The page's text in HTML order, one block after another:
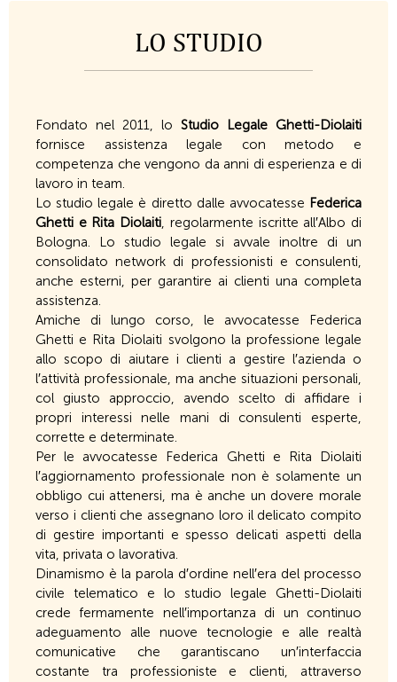
LO STUDIO
Fondato nel 2011, lo Studio Legale Ghetti-Diolaiti
fornisce assistenza legale con metodo e
competenza che vengono da anni di esperienza e di
lavoro in team.
Lo studio legale è diretto dalle avvocatesse Federica
Ghetti e Rita Diolaiti, regolarmente iscritte all′Albo di
Bologna. Lo studio legale si avvale inoltre di un
consolidato network di professionisti e consulenti,
anche esterni, per garantire ai clienti una completa
assistenza.
Amiche di lungo corso, le avvocatesse Federica
Ghetti e Rita Diolaiti svolgono la professione legale
allo scopo di aiutare i clienti a gestire l′azienda o
l′attività professionale, ma anche situazioni personali,
col giusto approccio, avendo scelto di affidare i
propri interessi nelle mani di consulenti esperte,
corrette e determinate.
Per le avvocatesse Federica Ghetti e Rita Diolaiti
l′aggiornamento professionale non è solamente un
obbligo cui attenersi, ma è anche un dovere morale
verso i clienti che assegnano loro il delicato compito
di gestire importanti e spesso delicati aspetti della
vita, privata o lavorativa.
Dinamismo è la parola d′ordine nell′era del processo
civile telematico e lo studio legale Ghetti-Diolaiti
crede fermamente nell′importanza di un continuo
adeguamento alle nuove tecnologie e alle realtà
comunicative che garantiscano un′interfaccia
costante tra professioniste e clienti, attraverso